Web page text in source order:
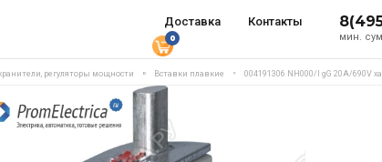
Доставка Контакты
мин.
0
регуляторы мощности Вставки плавкие 004191306 NH000/I gG 20A/690V